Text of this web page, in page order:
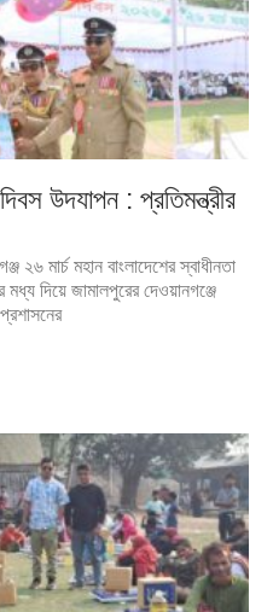
উদযাপন : প্রতিমন্ত্রীর
২৬ মার্চ মহান বাংলাদেশের স্বাধীনতা
মধ্য দিয়ে জামালপুরের দেওয়ানগঞ্জে